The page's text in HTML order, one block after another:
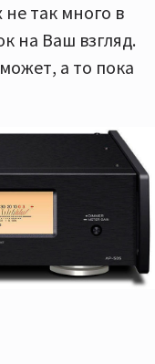
так много в
на Ваш взгляд.
а то пока